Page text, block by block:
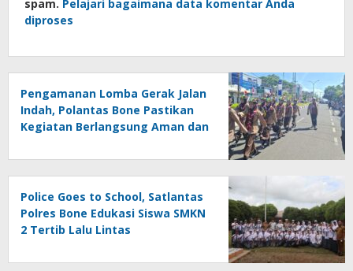
spam. Pelajari bagaimana data komentar Anda
diproses
Pengamanan Lomba Gerak Jalan
Indah, Polantas Bone Pastikan
Kegiatan Berlangsung Aman dan
Police Goes to School, Satlantas
Polres Bone Edukasi Siswa SMKN
2 Tertib Lalu Lintas